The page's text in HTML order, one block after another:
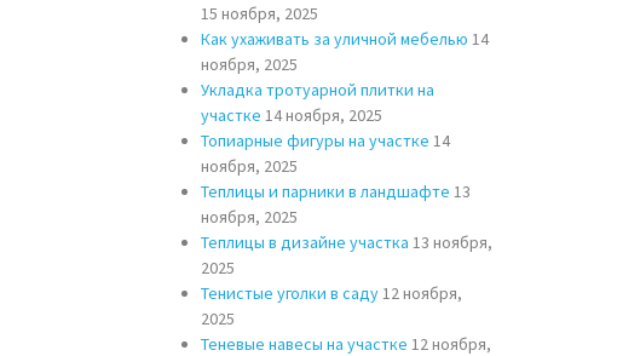
15 ноября, 2025
Как ухаживать за уличной мебелью 14
ноября, 2025
Укладка тротуарной плитки на
участке 14 ноября, 2025
Топиарные фигуры на участке 14
ноября, 2025
Теплицы и парники в ландшафте 13
ноября, 2025
Теплицы в дизайне участка 13 ноября,
2025
Тенистые уголки в саду12 ноября,
2025
Теневые навесы на участке 12 ноября,